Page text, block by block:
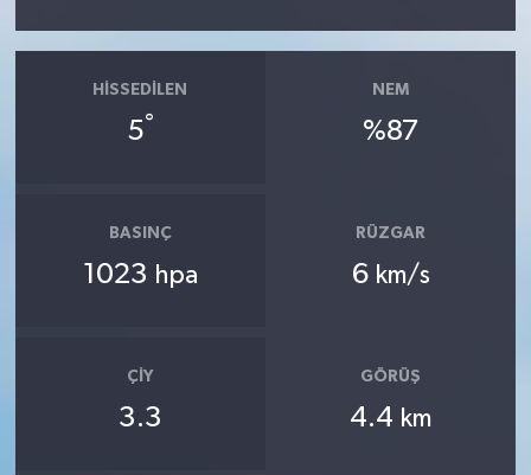
HISSEDILEN
5°
NEM
%87
BASINÇ
1023 hpa
RÜZGAR
6 km/s
ÇIY
3.3
GÖRÜŞ
4.4 km